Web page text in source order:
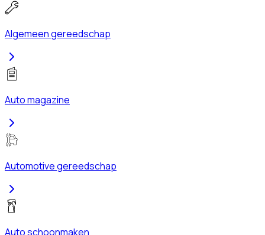
Algemeen gereedschap
Auto magazine
Automotive gereedschap
Auto schoonmaken